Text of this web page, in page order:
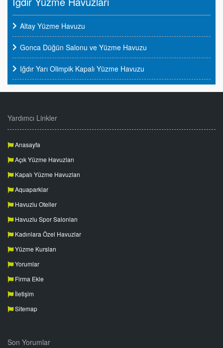
Altay Yüzme Havuzu
Gonca Düğün Salonu ve Yüzme Havuzu
Iğdır Yarı Olimpik Kapalı Yüzme Havuzu
Yardımcı Linkler
Anasayfa
Açık Yüzme Havuzları
Kapalı Yüzme Havuzları
Aquaparklar
Havuzlu Oteller
Havuzlu Spor Salonları
Kadınlara Özel Havuzlar
Yüzme Kursları
Yorumlar
Firma Ekle
İletişim
Sitemap
Son Yorumlar